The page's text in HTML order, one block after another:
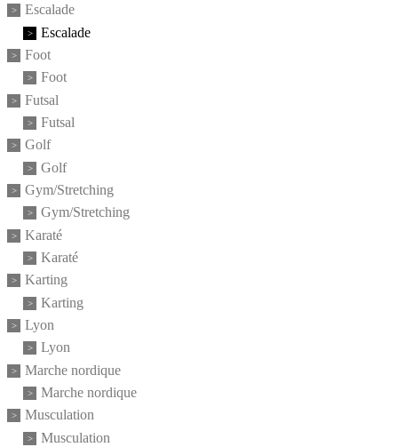
Escalade
Escalade
Foot
Foot
Futsal
Futsal
Golf
Golf
Gym/Stretching
Gym/Stretching
Karaté
Karaté
Karting
Karting
Lyon
Lyon
Marche nordique
Marche nordique
Musculation
Musculation